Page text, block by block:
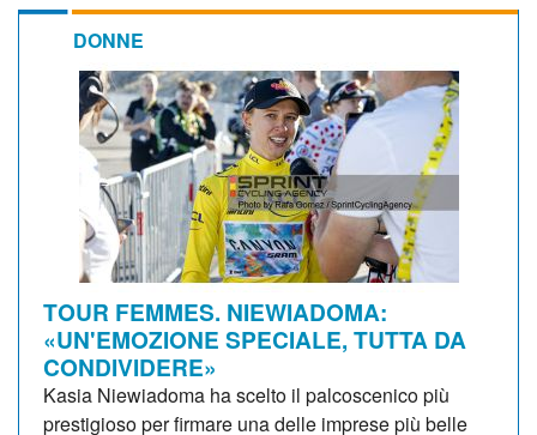
DONNE
TOUR FEMMES. NIEWIADOMA:
«UN'EMOZIONE SPECIALE, TUTTA DA
CONDIVIDERE»
Kasia Niewiadoma ha scelto il palcoscenico più
prestigioso per firmare una delle imprese più belle